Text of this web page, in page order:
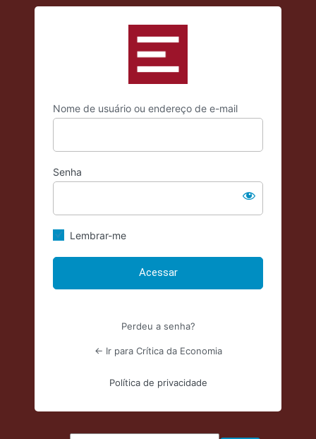
Acessar
Nome de usuário ou endereço de e-mail
Senha
Lembrar-me
Perdeu a senha?
← Ir para Crítica da Economia
Política de privacidade